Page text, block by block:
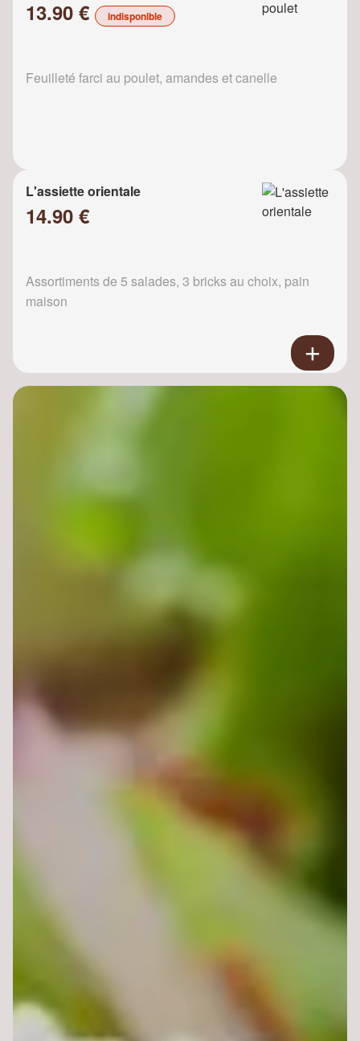
13.90 € indisponible
Feuilleté farci au poulet, amandes et canelle
L'assiette orientale
14.90 €
Assortiments de 5 salades, 3 bricks au choix, pain
maison